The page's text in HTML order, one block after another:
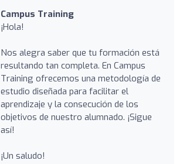
Campus Training
¡Hola!
Nos alegra saber que tu formación está
resultando tan completa. En Campus
Training ofrecemos una metodología de
estudio diseñada para facilitar el
aprendizaje y la consecución de los
objetivos de nuestro alumnado. ¡Sigue
así!
¡Un saludo!